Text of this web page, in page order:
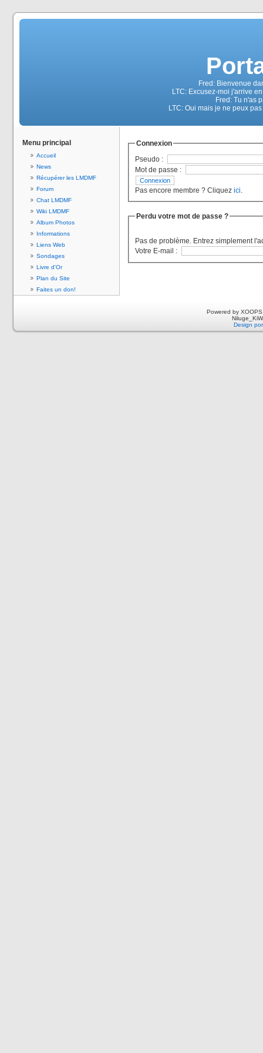
Fred: Bienvenue
LTC: Excusez-moi j'arrive
Fred: Tu n'as
LTC: Oui mais je ne peux
Menu principal
Accueil
News
Récupérer les LMDMF
Forum
Chat LMDMF
Wiki LMDMF
Album Photos
Informations
Liens Web
Sondages
Livre d'Or
Plan du Site
Faites un don!
Connexion
Pseudo :
Mot de passe :
Pas encore membre ? Cliquez ici.
Perdu votre mot de passe ?
Pas de problème. Entrez simplement
Votre E-mail :
Powered by
Design